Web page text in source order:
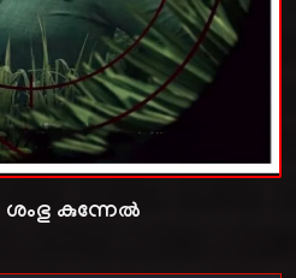
ശംഭു കുന്നേൽ